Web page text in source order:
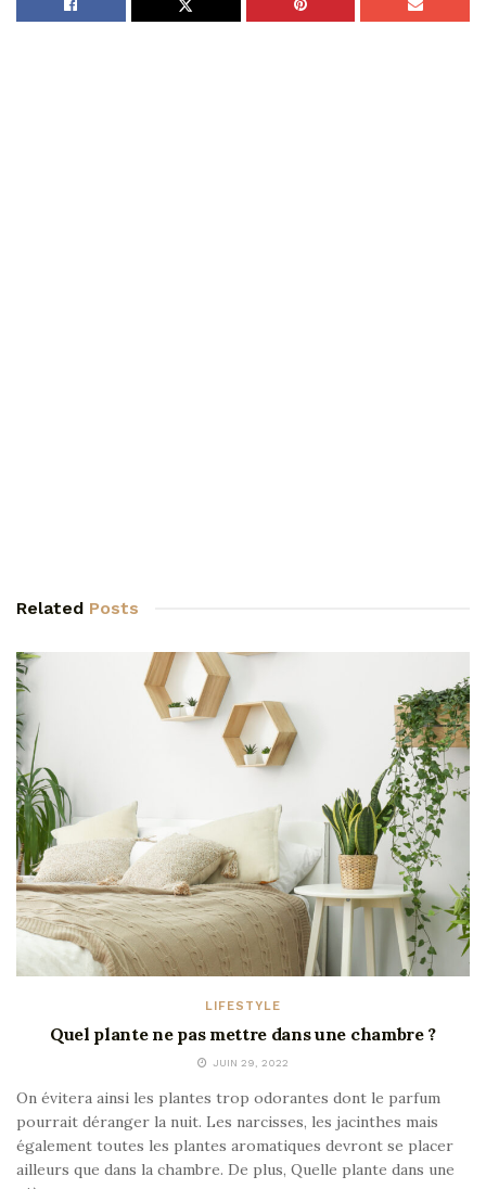
Related Posts
LIFESTYLE
Quel plante ne pas mettre dans une chambre ?
JUIN 29, 2022
On évitera ainsi les plantes trop odorantes dont le parfum
pourrait déranger la nuit. Les narcisses, les jacinthes mais
également toutes les plantes aromatiques devront se placer
ailleurs que dans la chambre. De plus, Quelle plante dans une